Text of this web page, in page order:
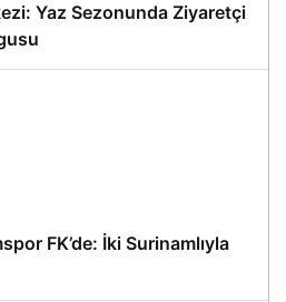
Yaz Sezonunda Ziyaretçi
FK’de: İki Surinamlıyla